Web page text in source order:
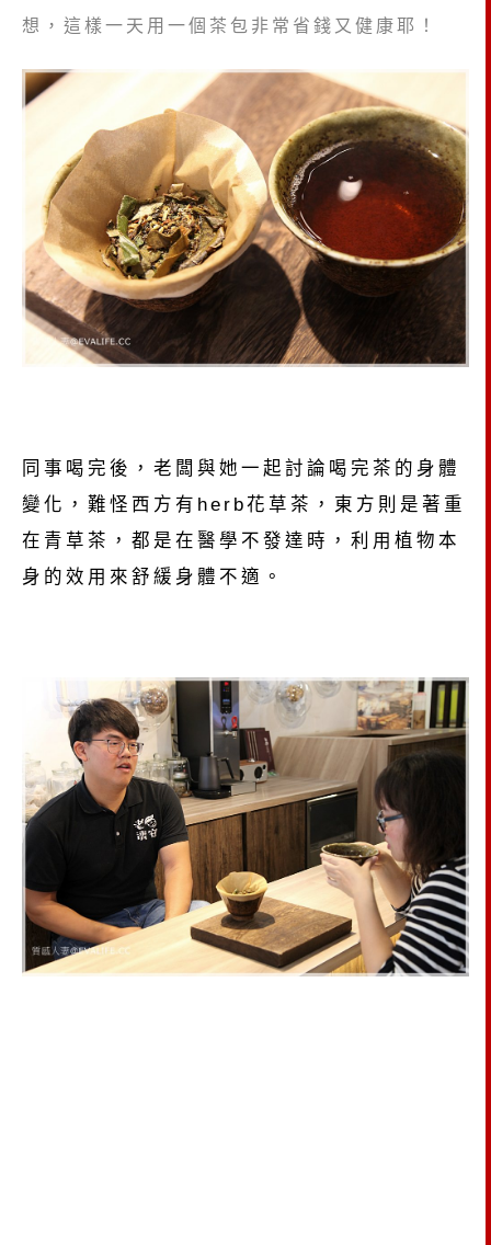
想，這樣一天用一個茶包非常省錢又健康耶！
同事喝完後，老闆與她一起討論喝完茶的身體
變化，難怪西方有herb花草茶，東方則是著重
在青草茶，都是在醫學不發達時，利用植物本
身的效用來舒緩身體不適。